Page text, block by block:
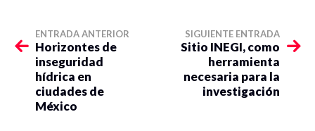
ENTRADA ANTERIOR
Horizontes de
inseguridad
hídrica en
ciudades de
México
SIGUIENTE ENTRADA
Sitio INEGI, como
herramienta
necesaria para la
investigación